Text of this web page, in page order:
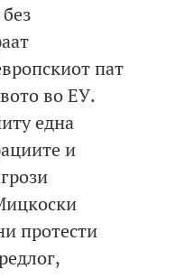
пат
во ЕУ.
една
и
протести